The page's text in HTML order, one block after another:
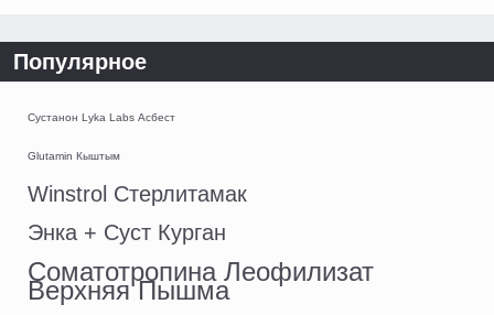
Популярное
Сустанон Lyka Labs Асбест
Glutamin Кыштым
Winstrol Стерлитамак
Энка + Суст Курган
Соматотропина Леофилизат
Верхняя Пышма